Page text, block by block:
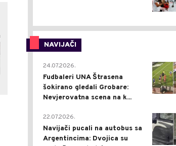
NAVIJAČI
24.07.2026.
Fudbaleri UNA Štrasena
šokirano gledali Grobare:
Nevjerovatna scena na k...
22.07.2026.
Navijači pucali na autobus sa
Argentincima: Dvojica su